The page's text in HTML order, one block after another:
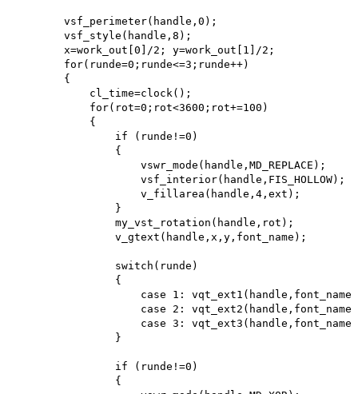
        vsf_perimeter(handle,0);
        vsf_style(handle,8);
        x=work_out[0]/2; y=work_out[1]/2;
        for(runde=0;runde<=3;runde++)
        {
            cl_time=clock();
            for(rot=0;rot<3600;rot+=100)
            {
                if (runde!=0)
                {
                    vswr_mode(handle,MD_REPLACE);
                    vsf_interior(handle,FIS_HOLLOW);
                    v_fillarea(handle,4,ext);
                }
                my_vst_rotation(handle,rot);
                v_gtext(handle,x,y,font_name);
                switch(runde)
                {
case 1:
case 2:
case 3:
                }
                if (runde!=0)
                {